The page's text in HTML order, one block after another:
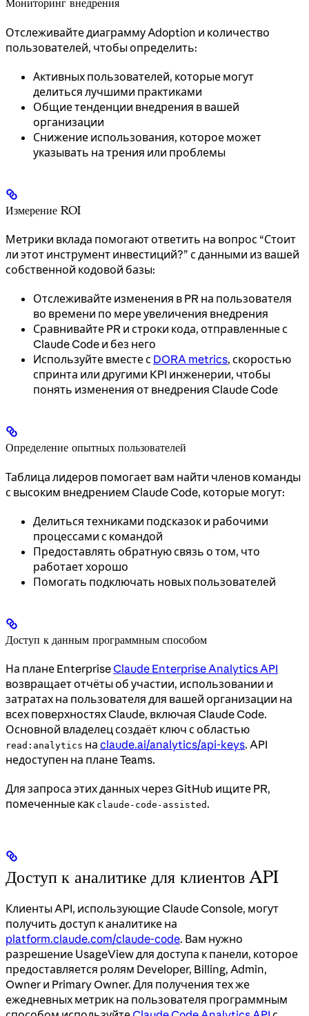
Мониторинг внедрения
Отслеживайте диаграмму Adoption и количество
пользователей, чтобы определить:
Активных пользователей, которые могут
делиться лучшими практиками
Общие тенденции внедрения в вашей
организации
Снижение использования, которое может
указывать на трения или проблемы
Измерение ROI
Метрики вклада помогают ответить на вопрос “Стоит
ли этот инструмент инвестиций?” с данными из вашей
собственной кодовой базы:
Отслеживайте изменения в PR на пользователя
во времени по мере увеличения внедрения
Сравнивайте PR и строки кода, отправленные с
Claude Code и без него
Используйте вместе с DORA metrics, скоростью
спринта или другими KPI инженерии, чтобы
понять изменения от внедрения Claude Code
Определение опытных пользователей
Таблица лидеров помогает вам найти членов команды
с высоким внедрением Claude Code, которые могут:
Делиться техниками подсказок и рабочими
процессами с командой
Предоставлять обратную связь о том, что
работает хорошо
Помогать подключать новых пользователей
Доступ к данным программным способом
На плане EnterpriseClaude Enterprise Analytics API
возвращает отчёты об участии, использовании и
затратах на пользователя для вашей организации на
всех поверхностях Claude, включая Claude Code.
Основной владелец создаёт ключ с областью
read:analytics на claude.ai/analytics/api-keys. API
недоступен на плане Teams.
Для запроса этих данных через GitHub ищите PR,
помеченные как claude-code-assisted .
Доступ к аналитике для клиентов API
Клиенты API, использующие Claude Console, могут
получить доступ к аналитике на
platform.claude.com/claude-code. Вам нужно
разрешение UsageView для доступа к панели, которое
предоставляется ролям Developer, Billing, Admin,
Owner и Primary Owner. Для получения тех же
ежедневных метрик на пользователя программным